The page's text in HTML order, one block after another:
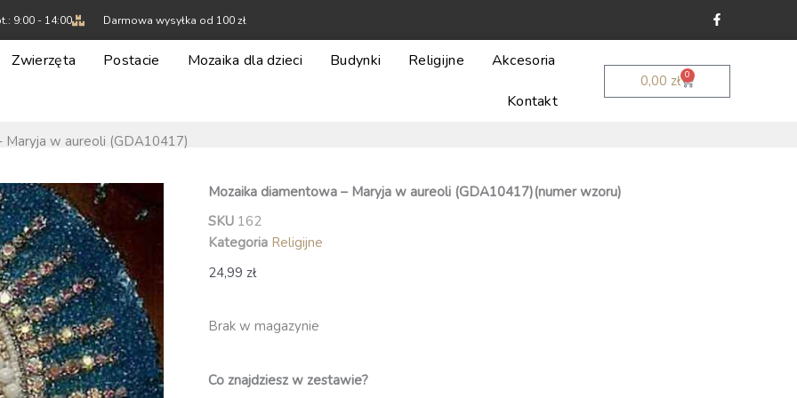
9:00 - 14:00 Darmowa wysyłka od 100 zł a
c
e
o
Zwierzęta Postacie Mozaika dla dzieci Budynki Religijne Akcesoria
Kontakt
0,00 zł 0
Wózek
Maryja w aureoli (GDA10417)
Mozaika diamentowa – Maryja w aureoli (GDA10417)(numer wzoru)
SKU 162
Kategoria Religijne
24,99 zł
Brak w magazynie
Co znajdziesz w zestawie?